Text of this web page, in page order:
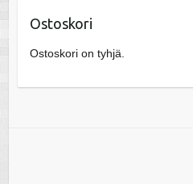
Ostoskori
Ostoskori on tyhjä.